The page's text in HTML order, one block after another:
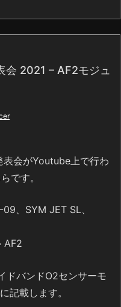
2021 – AF2モジュ
会がYoutube上で行わ
です。
、SYM JET SL、
AF2
ドバンドO2センサーモ
記載します。